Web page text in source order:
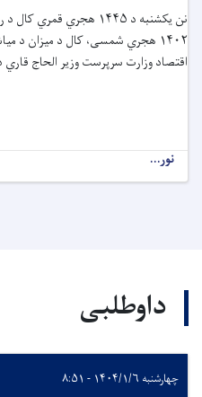
اقتصاد وزارت سرپرست وزیر الحاج
نور...
داوطلبی
چهارشنبه ۱۴۰۴/۱/۶ - ۸:۵۱